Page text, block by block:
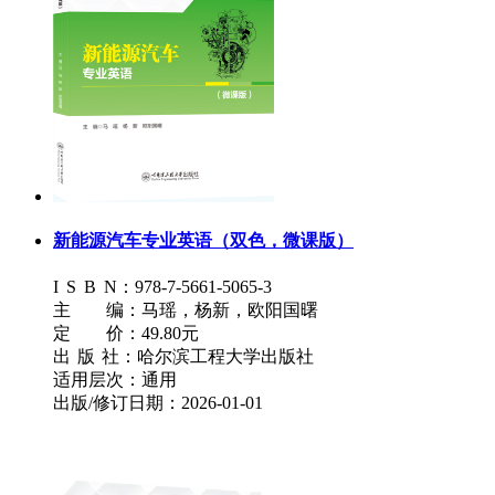
新能源汽车专业英语（双色，微课版）
I S B N：978-7-5661-5065-3
主 编：马瑶，杨新，欧阳国曙
定 价：49.80元
出 版 社：哈尔滨工程大学出版社
适用层次：通用
出版/修订日期：2026-01-01